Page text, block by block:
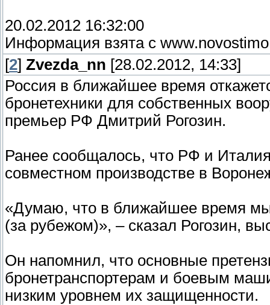
20.02.2012 16:32:00
Информация взята с
[2] Zvezda_nn [28.02.2012, 14:33]
Россия в ближайшее время
бронетехники для собственных
премьер РФ Дмитрий Рогозин.
Ранее сообщалось, что РФ и Италия
совместном производстве в
«Думаю, что в ближайшее время мы
(за рубежом)», – сказал Рогозин,
Он напомнил, что основные
бронетранспортерам и боевым
низким уровнем их защищенности.